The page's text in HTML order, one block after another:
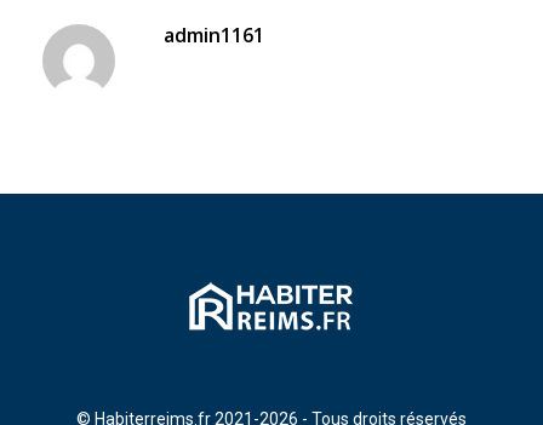
admin1161
© Habiterreims.fr 2021-2026 - Tous droits réservés